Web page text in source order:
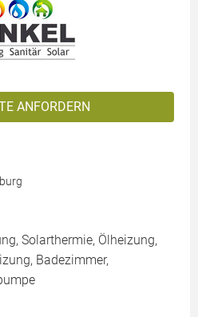
ANFORDERN
Solarthermie, Ölheizung,
Badezimmer,